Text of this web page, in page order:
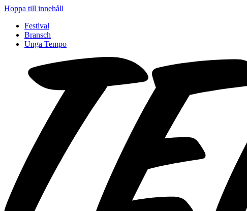
Hoppa till innehåll
Festival
Bransch
Unga Tempo